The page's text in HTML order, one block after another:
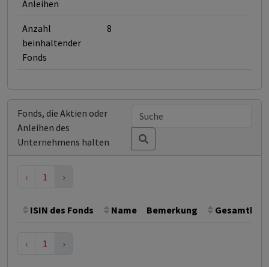
Anleihen
Anzahl
beinhaltender
Fonds
8
Fonds, die Aktien oder
Anleihen des
Unternehmens halten
‹ 1 ›
ISIN des Fonds Name Bemerkung
‹ 1 ›